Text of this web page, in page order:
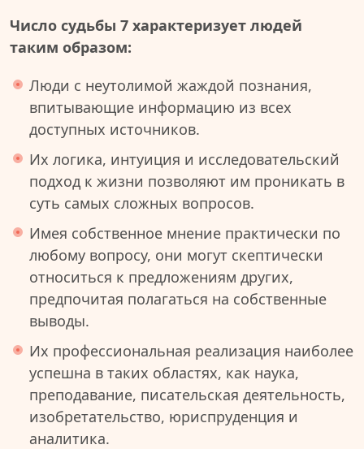
Число судьбы 7 характеризует людей
таким образом:
Люди с неутолимой жаждой познания,
впитывающие информацию из всех
доступных источников.
Их логика, интуиция и исследовательский
подход к жизни позволяют им проникать в
суть самых сложных вопросов.
Имея собственное мнение практически по
любому вопросу, они могут скептически
относиться к предложениям других,
предпочитая полагаться на собственные
выводы.
Их профессиональная реализация наиболее
успешна в таких областях, как наука,
преподавание, писательская деятельность,
изобретательство, юриспруденция и
аналитика.